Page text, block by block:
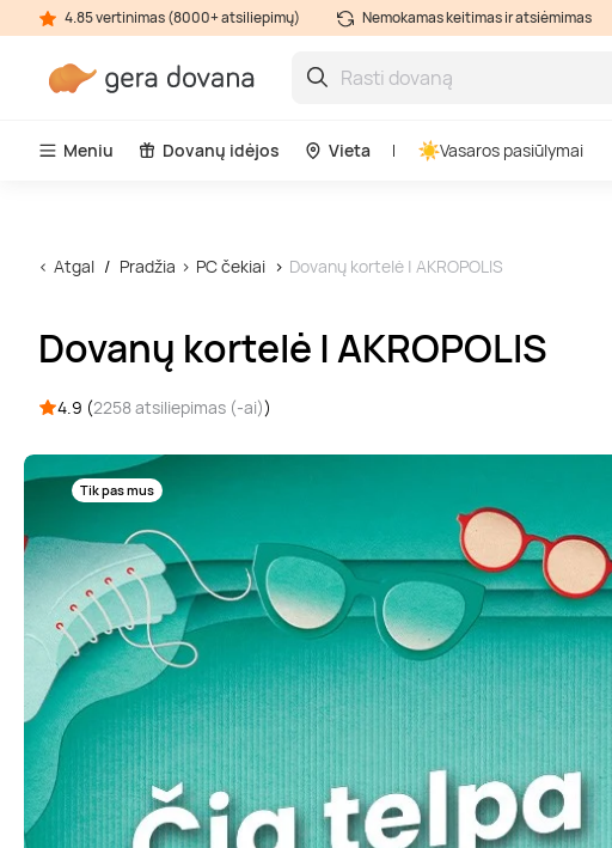
4.85 vertinimas (8000+ atsiliepimų) Nemokamas keitimas ir atsiėmimas
Meniu Dovanų idėjos Vieta Vasaros pasiūlymai
Atgal Pradžia PC čekiai Dovanų kortelė | AKROPOLIS
Dovanų kortelė | AKROPOLIS
4.9 (2258 atsiliepimas (-ai))
Tik pas mus